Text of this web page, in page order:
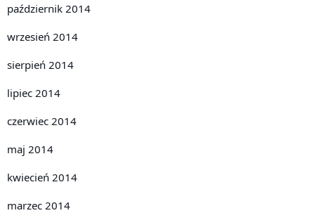
październik 2014
wrzesień 2014
sierpień 2014
lipiec 2014
czerwiec 2014
maj 2014
kwiecień 2014
marzec 2014